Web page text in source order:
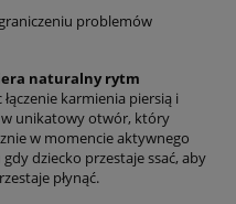
problemów
naturalny rytm
karmienia piersią i
w unikatowy otwór, który
w momencie aktywnego
dziecko przestaje ssać, aby
płynąć.